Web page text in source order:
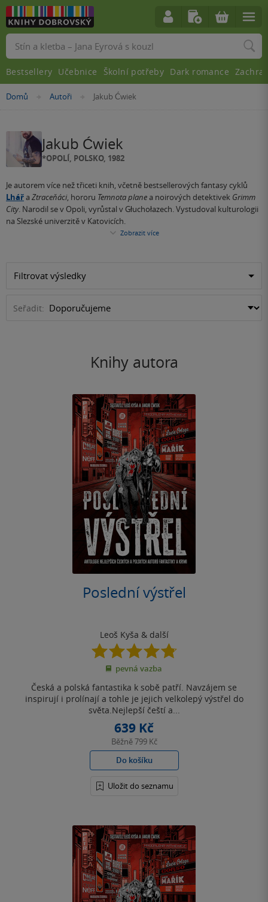
Nacházíte
Domů »Autoři »Jakub Ćwiek
Jakub Ćwiek
*OPOLÍ, POLSKO, 1982
Je autorem více než třiceti knih, včetně bestsellerových fantasy cyklů
Lhářa Ztraceňáci, hororu Temnota planea noirových detektivek Grimm
City. Narodil se v Opoli, vyrůstal v Głuchołazech. Vystudoval kulturologii
na Slezské univerzitě v Katovicích.
Zobrazit více
Filtrovat výsledky
Seřadit:
Knihy autora
Poslední výstřel
Leoš Kyša & další
4.8
z
5
pevná vazba
Česká a polská fantastika k sobě patří. Navzájem se
inspirují i prolínají a tohle je jejich velkolepý výstřel do
světa.Nejlepší čeští a...
639 Kč
Běžně799 Kč
Do košíku
Uložit do seznamu
Vyhledávání
Bestsellery Učebnice Školní potřeby Dark romance